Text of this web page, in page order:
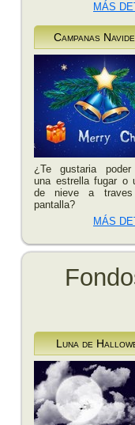
MÁS
Campanas
¿Te gustaria poder
una estrella fugar o
de nieve a
pantalla?
MÁS
Luna de